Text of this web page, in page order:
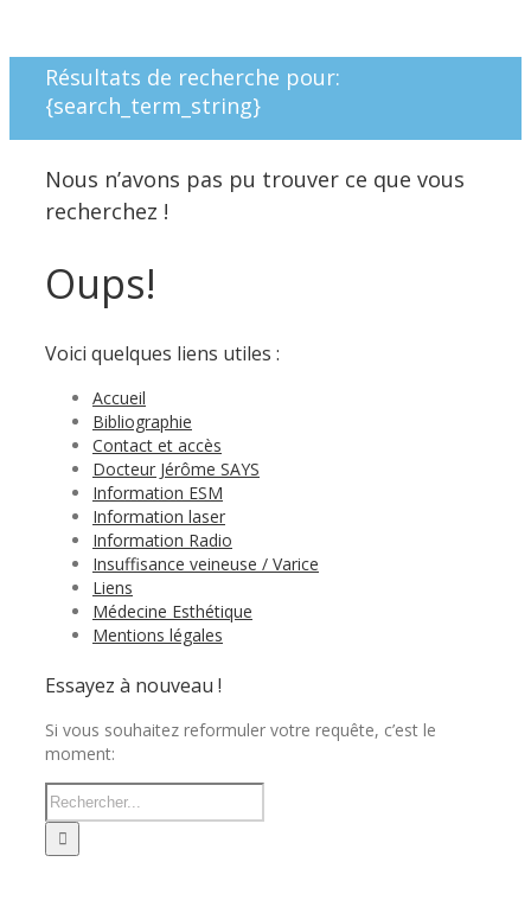
Résultats de recherche pour:
{search_term_string}
Nous n’avons pas pu trouver ce que vous
recherchez !
Oups!
Voici quelques liens utiles :
Accueil
Bibliographie
Contact et accès
Docteur Jérôme SAYS
Information ESM
Information laser
Information Radio
Insuffisance veineuse / Varice
Liens
Médecine Esthétique
Mentions légales
Essayez à nouveau !
Si vous souhaitez reformuler votre requête, c’est le
moment: